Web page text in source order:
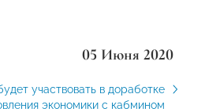
05 Июня 2020
участвовать в доработке
экономики с кабмином